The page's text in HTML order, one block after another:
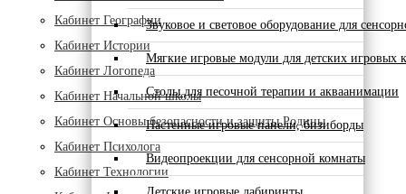
Звуковое и световое оборудование для
Мягкие игровые модули для детских игровых
Столы для песочной терапии и акваанимации
Настенные игровые панели, бизиборды
Видеопроекции для сенсорной комнаты
Кабинет Географии
Кабинет Истории
Кабинет Логопеда
Кабинет Начальной школы
Кабинет Основы безопасности и защиты Родины
Кабинет Психолога
Кабинет Технологии